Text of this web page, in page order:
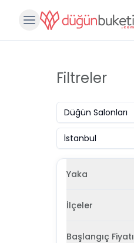
Filtreler
Düğün Salonları
İstanbul
Yaka
İlçeler
Başlangıç Fiyatı